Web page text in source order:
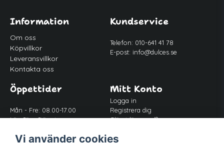
Information
Om oss
Köpvillkor
Leveransvillkor
Kontakta oss
Kundservice
Telefon: 010-641 41 78
E-post: info@dulces.se
Öppettider
Mån - Fre: 08.00-17.00
Lör-Sön: Stängt
Mitt Konto
Logga in
Registrera dig
Glömt lösenord?
Vi använder cookies